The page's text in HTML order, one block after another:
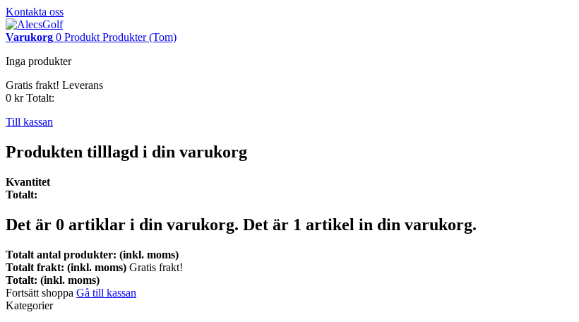
Kontakta oss
Varukorg 0 Produkt Produkter (Tom)
Inga produkter
Gratis frakt! Leverans
0 kr Totalt:
Till kassan
Produkten tilllagd i din varukorg
Kvantitet
Totalt:
Det är 0 artiklar i din varukorg. Det är 1 artikel in din varukorg.
Totalt antal produkter: (inkl. moms)
Totalt frakt: (inkl. moms) Gratis frakt!
Totalt: (inkl. moms)
Fortsätt shoppa Gå till kassan
Kategorier